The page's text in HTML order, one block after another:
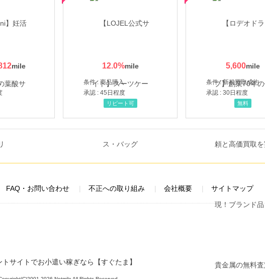
12.0%
条件 : 商品購入
承認 : 45日程度
リピート可
5,600
条件 : 新規買取成約
承認 : 30日程度
無料
FAQ・お問い合わせ 不正への取り組み 会社概要 サイトマップ
トサイトでお小遣い稼ぎなら【すぐたま】